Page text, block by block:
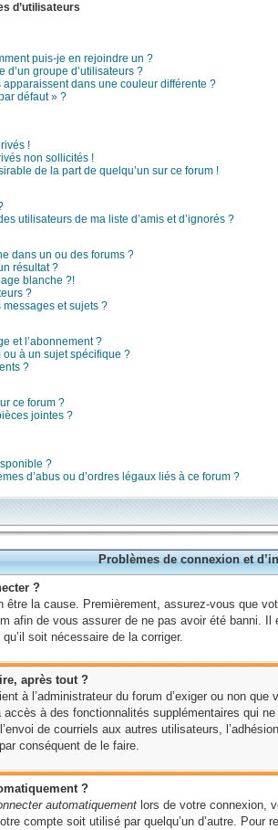
d’utilisateurs
puis-je en rejoindre un ?
groupe d’utilisateurs ?
dans une couleur différente ?
défaut » ?
!
non sollicités !
de la part de quelqu’un sur ce forum !
utilisateurs de ma liste d’amis et d’ignorés ?
dans un ou des forums ?
résultat ?
blanche ?!
?
et sujets ?
et l’abonnement ?
ou à un sujet spécifique ?
?
ce forum ?
jointes ?
?
d’abus ou d’ordres légaux liés à ce forum ?
Problèmes de connexion et
?
être la cause. Premièrement, assurez-vous que
afin de vous assurer de ne pas avoir été banni.
soit nécessaire de la corriger.
après tout ?
à l’administrateur du forum d’exiger ou non
accès à des fonctionnalités supplémentaires qui
de courriels aux autres utilisateurs,
conséquent de le faire.
?
automatiquement lors de votre connexion,
compte soit utilisé par quelqu’un d’autre.